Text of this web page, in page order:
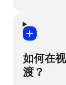
且可以使
即使您之
20 分钟内
有易于理
我们的支
如果您需
辑软件，
这是一款
件，不过
用拥有出
如何在
渡？